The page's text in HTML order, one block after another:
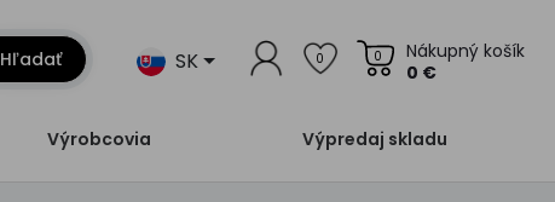
Hľadať SK 0
Nákupný košík
0 €
0
Výrobcovia Výpredaj skladu